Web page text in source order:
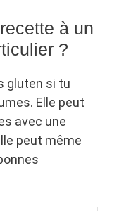
à un
?
gluten si tu
Elle peut
avec une
peut même